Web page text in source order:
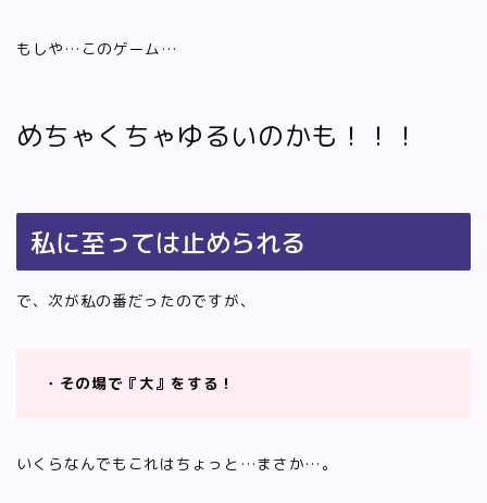
もしや…このゲーム…
めちゃくちゃゆるいのかも！！！
私に至っては止められる
で、次が私の番だったのですが、
・その場で『大』をする！
いくらなんでもこれはちょっと…まさか…。